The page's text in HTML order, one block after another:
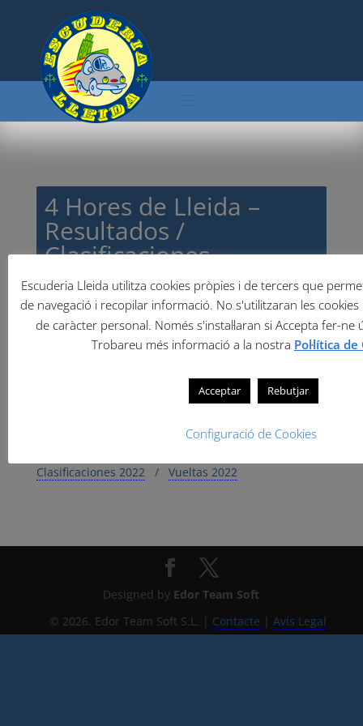
4 Hores de Lleida –
Resultados /
Clasificaciones
Resultados: cronometraje – live timing
Vueltas 2023
Clasificaciones 2022 / Vueltas 2022
Designed by Edor Team Soft
© 2026. Edor Team Soft S.L. | Contacte |Avís Legal
Escuderia Lleida utilitza cookies pròpies i de tercers que
de navegació i recopilar informació. No s'utilitzaran les
de caràcter personal. Només s'instal·laran si Accepta fer-ne
Trobareu més informació a la nostra Pol·lítica
Acceptar Rebutjar
Configuració de Cookies